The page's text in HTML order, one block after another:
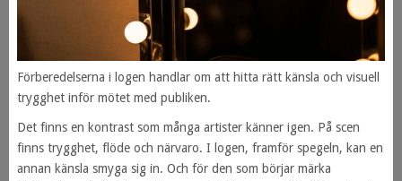
Förberedelserna i logen handlar om att hitta rätt känsla och visuell
trygghet inför mötet med publiken.
Det finns en kontrast som många artister känner igen. På scen
finns trygghet, flöde och närvaro. I logen, framför spegeln, kan en
annan känsla smyga sig in. Och för den som börjar märka